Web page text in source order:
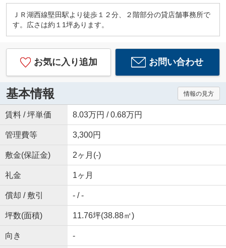
ＪＲ湖西線堅田駅より徒歩１２分、２階部分の貸店舗事務所で
す。広さは約１1坪あります。
お気に入り追加 お問い合わせ
基本情報 情報の見方
賃料 / 坪単価 8.03万円 / 0.68万円
管理費等 3,300円
敷金(保証金) 2ヶ月(-)
礼金 1ヶ月
償却 / 敷引 - / -
坪数(面積) 11.76坪(38.88㎡)
向き -